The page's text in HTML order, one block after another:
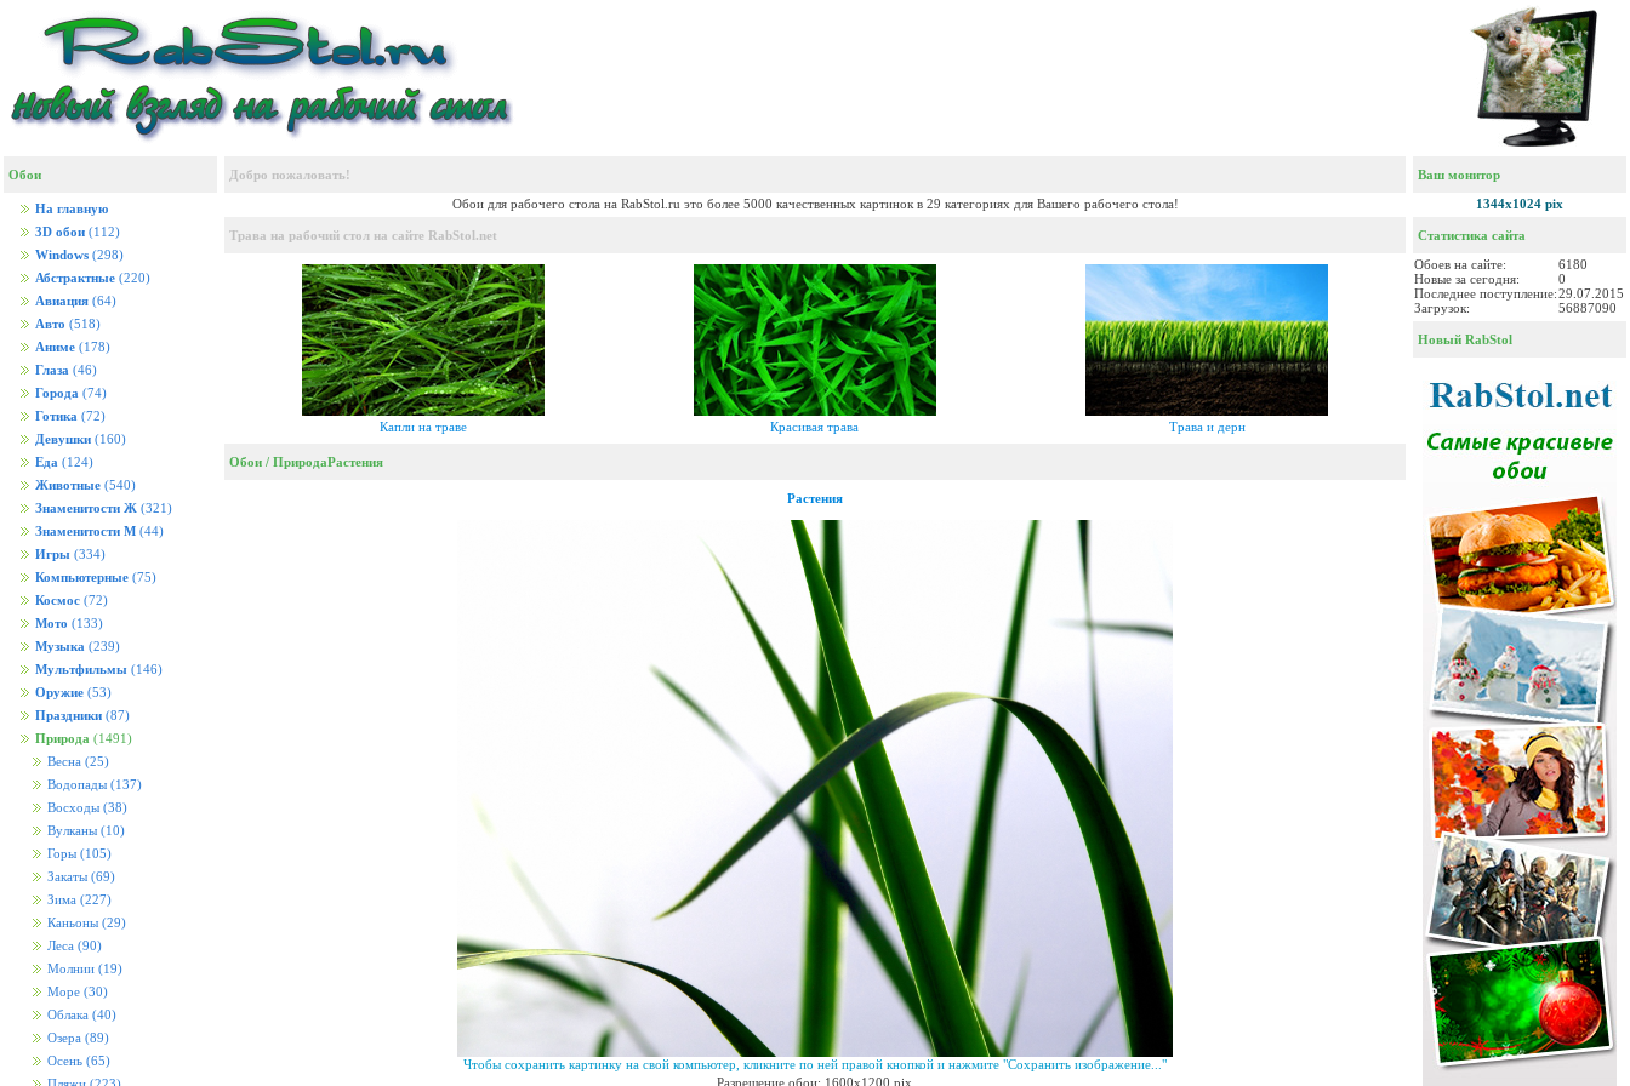
Обои
На главную
3D обои (112)
Windows (298)
Абстрактные (220)
Авиация (64)
Авто (518)
Аниме (178)
Глаза (46)
Города (74)
Готика (72)
Девушки (160)
Еда (124)
Животные (540)
Знаменитости Ж (321)
Знаменитости М (44)
Игры (334)
Компьютерные (75)
Космос (72)
Мото (133)
Музыка (239)
Мультфильмы (146)
Оружие (53)
Праздники (87)
Природа (1491)
Весна (25)
Водопады (137)
Восходы (38)
Вулканы (10)
Горы (105)
Закаты (69)
Зима (227)
Каньоны (29)
Леса (90)
Молнии (19)
Море (30)
Облака (40)
Озера (89)
Осень (65)
Добро пожаловать!
Обои для рабочего стола на RabStol.ru это более 5000 качественных картинок в 29 категориях для Вашего рабочего стола!
Трава на рабочий стол на сайте RabStol.net
Капли на траве Красивая трава Трава и дерн
Обои / ПриродаРастения
Растения
Чтобы сохранить картинку на свой компьютер, кликните по ней правой кнопкой и нажмите "Сохранить изображение..."
Разрешение обои: 1600x1200 pix
Ваш монитор
1344x1024 pix
Статистика сайта
Обоев на сайте:
6180
Новые за сегодня:
0
Последнее поступление:29.07.2015
Загрузок:
56887090
Новый RabStol